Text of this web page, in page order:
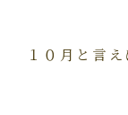
１０月と言